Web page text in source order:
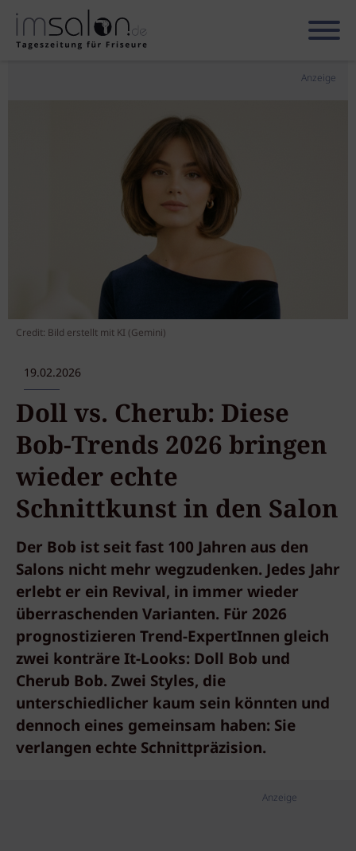
Anzeige
Credit: Bild erstellt mit KI (Gemini)
19.02.2026
Doll vs. Cherub: Diese
Bob-Trends 2026 bringen
wieder echte
Schnittkunst in den Salon
Der Bob ist seit fast 100 Jahren aus den
Salons nicht mehr wegzudenken. Jedes Jahr
erlebt er ein Revival, in immer wieder
überraschenden Varianten. Für 2026
prognostizieren Trend-ExpertInnen gleich
zwei konträre It-Looks: Doll Bob und
Cherub Bob. Zwei Styles, die
unterschiedlicher kaum sein könnten und
dennoch eines gemeinsam haben: Sie
verlangen echte Schnittpräzision.
Anzeige